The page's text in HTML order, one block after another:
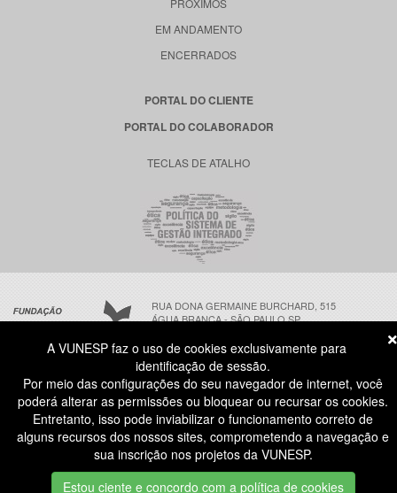
PRÓXIMOS
EM ANDAMENTO
ENCERRADOS
PORTAL DO CLIENTE
PORTAL DO COLABORADOR
TECLAS DE ATALHO
RUA DONA GERMAINE BURCHARD, 515
ÁGUA BRANCA - SÃO PAULO SP
ATENDIMENTO AO CANDIDATO
(NÃO HÁ ATENDIMENTO PRESENCIAL) 11 3874-6300
DIAS ÚTEISdas 8h às 18h
COPYRIGHT® | TODOS OS DIREITOS RESERVADOS A FUNDAÇÃO VUNESP. | V 2026.08.04-1
IDENTIDADE VISUAL | DESENVOLVIMENTO FUNDAÇÃO VUNESP
A VUNESP faz o uso de cookies exclusivamente para
identificação de sessão.
Por meio das configurações do seu navegador de internet, você
poderá alterar as permissões ou bloquear ou recursar os cookies.
Entretanto, isso pode inviabilizar o funcionamento correto de
alguns recursos dos nossos sites, comprometendo a navegação e
sua inscrição nos projetos da VUNESP.
Estou ciente e concordo com a política de cookies